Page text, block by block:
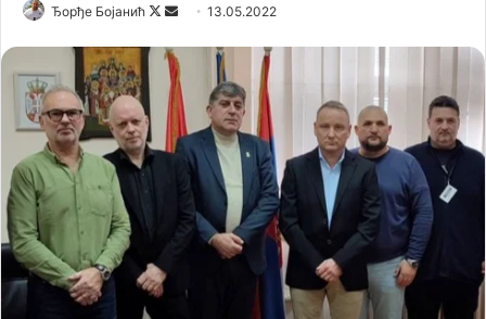
Ђорђе Бојанић
F
l
o
w
n
d
a
n
m
a
13.05.2022